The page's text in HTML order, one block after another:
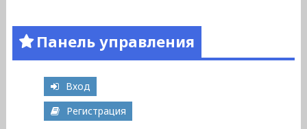
Панель управления
Вход
Регистрация